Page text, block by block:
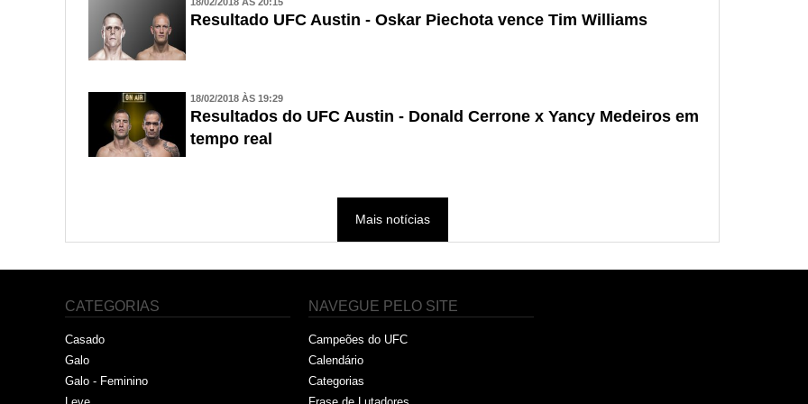
Resultado UFC Austin - Oskar Piechota vence Tim Williams
18/02/2018 ÀS 19:29
Resultados do UFC Austin - Donald Cerrone x Yancy Medeiros em
tempo real
Mais notícias
CATEGORIAS
Casado
Galo
Galo - Feminino
NAVEGUE PELO SITE
Campeões do UFC
Calendário
Categorias